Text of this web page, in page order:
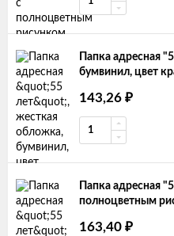
Папка адресная
бумвинил, цвет
143,26 ₽
Папка адресная
полноцветным
163,40 ₽